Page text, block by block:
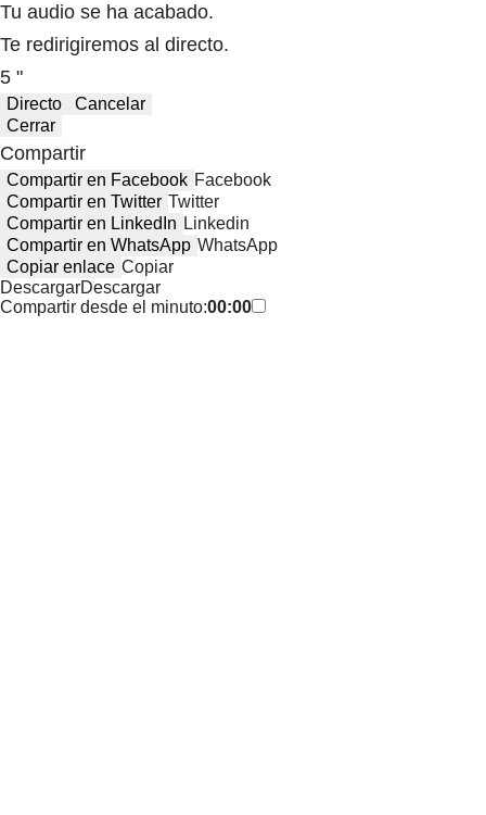
Tu audio se ha acabado.
Te redirigiremos al directo.
5 "
Directo
Cancelar
Cerrar
Compartir
Compartir en Facebook Facebook
Compartir en Twitter Twitter
Compartir en LinkedIn Linkedin
Compartir en WhatsApp WhatsApp
Copiar enlace Copiar
DescargarDescargar
Compartir desde el minuto:00:00